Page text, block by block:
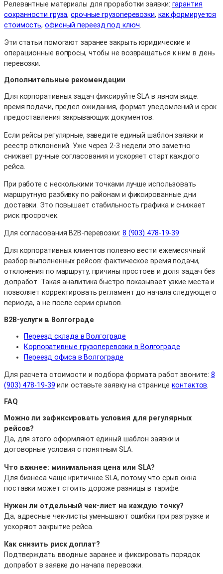
Релевантные материалы для проработки заявки: гарантия
сохранности груза,срочные грузоперевозки, как формируется
стоимость, офисный переезд под ключ
Эти статьи помогают заранее закрыть юридические и
операционные вопросы, чтобы не возвращаться к ним в день
перевозки.
Дополнительные рекомендации
Для корпоративных задач фиксируйте SLA в явном виде:
время подачи, предел ожидания, формат уведомлений и срок
предоставления закрывающих документов.
Если рейсы регулярные, заведите единый шаблон заявки и
реестр отклонений. Уже через 2-3 недели это заметно
снижает ручные согласования и ускоряет старт каждого
рейса.
При работе с несколькими точками лучше использовать
маршрутную разбивку по районам и фиксированные дни
доставки. Это повышает стабильность графика и снижает
риск просрочек.
Для согласования B2B-перевозки: 8 (903) 478-19-39
Для корпоративных клиентов полезно вести ежемесячный
разбор выполненных рейсов: фактическое время подачи,
отклонения по маршруту, причины простоев и доля задач без
допработ. Такая аналитика быстро показывает узкие места и
позволяет корректировать регламент до начала следующего
периода, а не после серии срывов.
B2B-услуги в Волгограде
Переезд склада в Волгограде
Корпоративные грузоперевозки в Волгограде
Переезд офиса в Волгограде
Для расчета стоимости и подбора формата работ звоните: 8
(903) 478-19-39 или оставьте заявку на страницеконтактов
FAQ
Можно ли зафиксировать условия для регулярных
рейсов?
Да, для этого оформляют единый шаблон заявки и
договорные условия с понятным SLA.
Что важнее: минимальная цена или SLA?
Для бизнеса чаще критичнее SLA, потому что срыв окна
поставки может стоить дороже разницы в тарифе.
Нужен ли отдельный чек-лист на каждую точку?
Да, адресные чек-листы уменьшают ошибки при разгрузке и
ускоряют закрытие рейса.
Как снизить риск доплат?
Подтверждать вводные заранее и фиксировать порядок
допработ в заявке до начала перевозки.